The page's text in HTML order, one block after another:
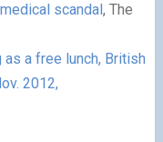
scandal, The
as a free lunch, British
2012,